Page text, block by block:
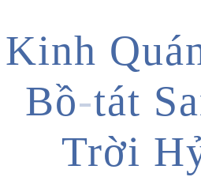
Kinh
Bồ-tát
Trời